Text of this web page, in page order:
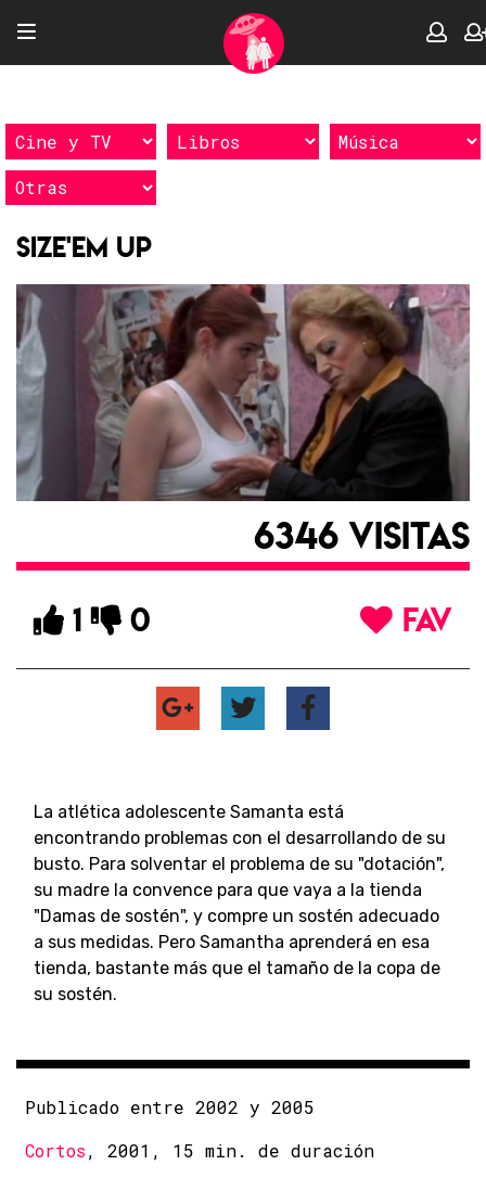
Size'Em Up
6346 VISITAS
1 0 FAV
La atlética adolescente Samanta está
encontrando problemas con el desarrollando de su
busto. Para solventar el problema de su "dotación",
su madre la convence para que vaya a la tienda
"Damas de sostén", y compre un sostén adecuado
a sus medidas. Pero Samantha aprenderá en esa
tienda, bastante más que el tamaño de la copa de
su sostén.
Publicado entre 2002 y 2005
Cortos, 2001, 15 min. de duración